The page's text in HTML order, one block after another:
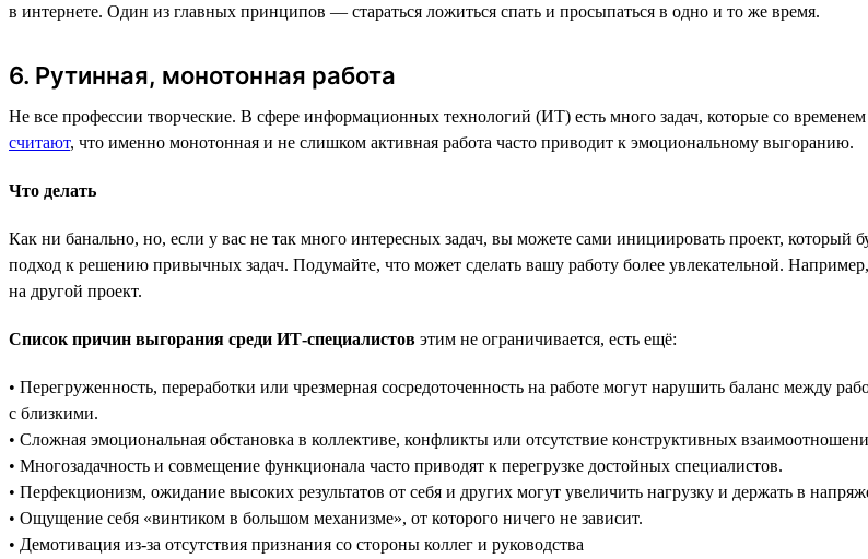
в интернете. Один из главных принципов — стараться ложиться спать и просыпаться в одно и то же время.
6. Рутинная, монотонная работа
Не все профессии творческие. В сфере информационных технологий (ИТ) есть много задач, которые со
считают, что именно монотонная и не слишком активная работа часто приводит к эмоциональному выгоранию.
Что делать
Как ни банально, но, если у вас не так много интересных задач, вы можете сами инициировать проект,
подход к решению привычных задач. Подумайте, что может сделать вашу работу более увлекательной.
на другой проект.
Список причин выгорания среди ИТ-специалистов этим не ограничивается, есть ещё:
• Перегруженность, переработки или чрезмерная сосредоточенность на работе могут нарушить баланс между
с близкими.
• Сложная эмоциональная обстановка в коллективе, конфликты или отсутствие конструктивных
• Многозадачность и совмещение функционала часто приводят к перегрузке достойных специалистов.
• Перфекционизм, ожидание высоких результатов от себя и других могут увеличить нагрузку и держать в
• Ощущение себя «винтиком в большом механизме», от которого ничего не зависит.
• Демотивация из-за отсутствия признания со стороны коллег и руководства